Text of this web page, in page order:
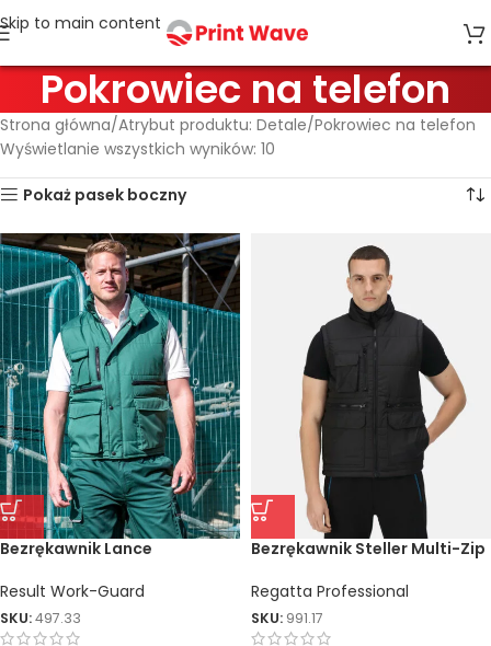
Skip to main content
Pokrowiec na telefon
Strona główna Atrybut produktu: Detale Pokrowiec na telefon
Wyświetlanie wszystkich wyników: 10
Pokaż pasek boczny
Bezrękawnik Lance
Result Work-Guard
SKU:497.33
Bezrękawnik Steller Multi-Zip
Regatta Professional
SKU: 991.17